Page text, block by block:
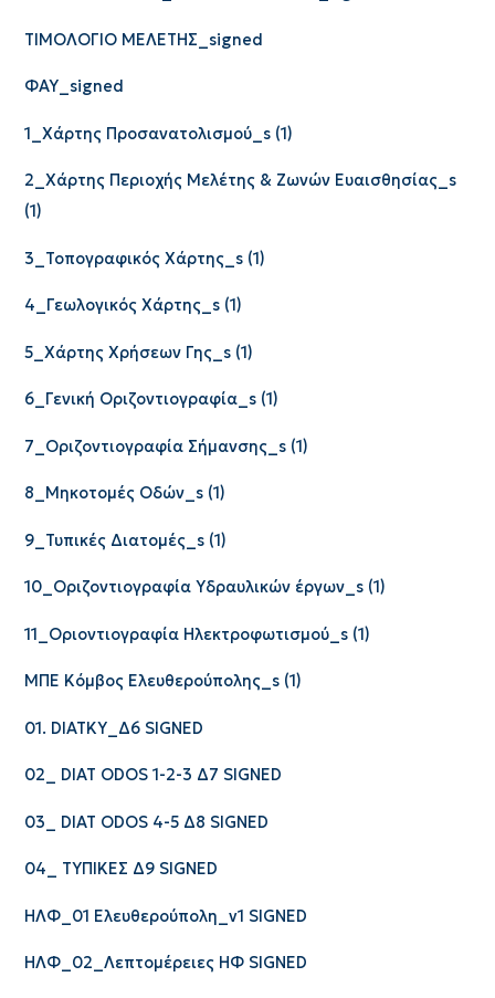
ΤΙΜΟΛΟΓΙΟ ΜΕΛΕΤΗΣ_signed
ΦΑΥ_signed
1_Χάρτης Προσανατολισμού_s (1)
2_Χάρτης Περιοχής Μελέτης & Ζωνών Ευαισθησίας_s
(1)
3_Τοπογραφικός Χάρτης_s (1)
4_Γεωλογικός Χάρτης_s (1)
5_Χάρτης Χρήσεων Γης_s (1)
6_Γενική Οριζοντιογραφία_s (1)
7_Οριζοντιογραφία Σήμανσης_s (1)
8_Μηκοτομές Οδών_s (1)
9_Τυπικές Διατομές_s (1)
10_Οριζοντιογραφία Υδραυλικών έργων_s (1)
11_Οριοντιογραφία Ηλεκτροφωτισμού_s (1)
ΜΠΕ Κόμβος Ελευθερούπολης_s (1)
01. DIATKY_Δ6 SIGNED
02_ DIAT ODOS 1-2-3 Δ7 SIGNED
03_ DIAT ODOS 4-5 Δ8 SIGNED
04_ ΤΥΠΙΚΕΣ Δ9 SIGNED
ΗΛΦ_01 Ελευθερούπολη_v1 SIGNED
ΗΛΦ_02_Λεπτομέρειες ΗΦ SIGNED